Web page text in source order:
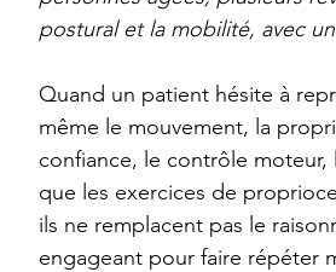
postural et la mobilité, avec
Quand un patient hésite à
même le mouvement, la
confiance, le contrôle
que les exercices de
ils ne remplacent pas le
engageant pour faire répéter